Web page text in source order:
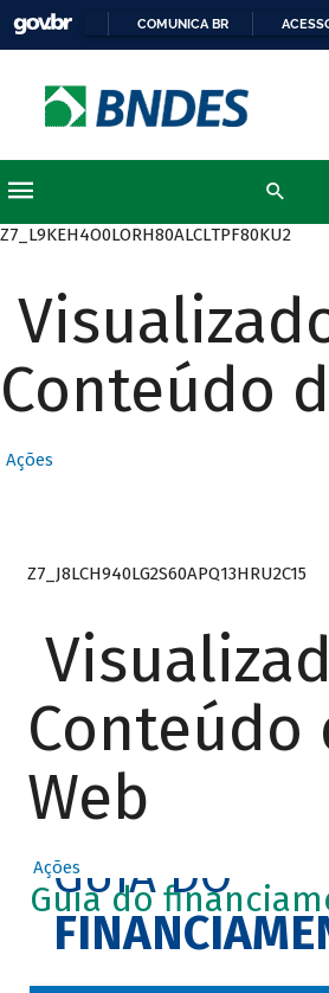
COMUNICA BR
Z7_L9KEH4O0LORH80ALCLTPF80KU2
Conteúdo
Ações
Z7_J8LCH940LG2S60APQ13HRU2C15
Conteúdo
Web
Ações
Guia do
GUIA DO